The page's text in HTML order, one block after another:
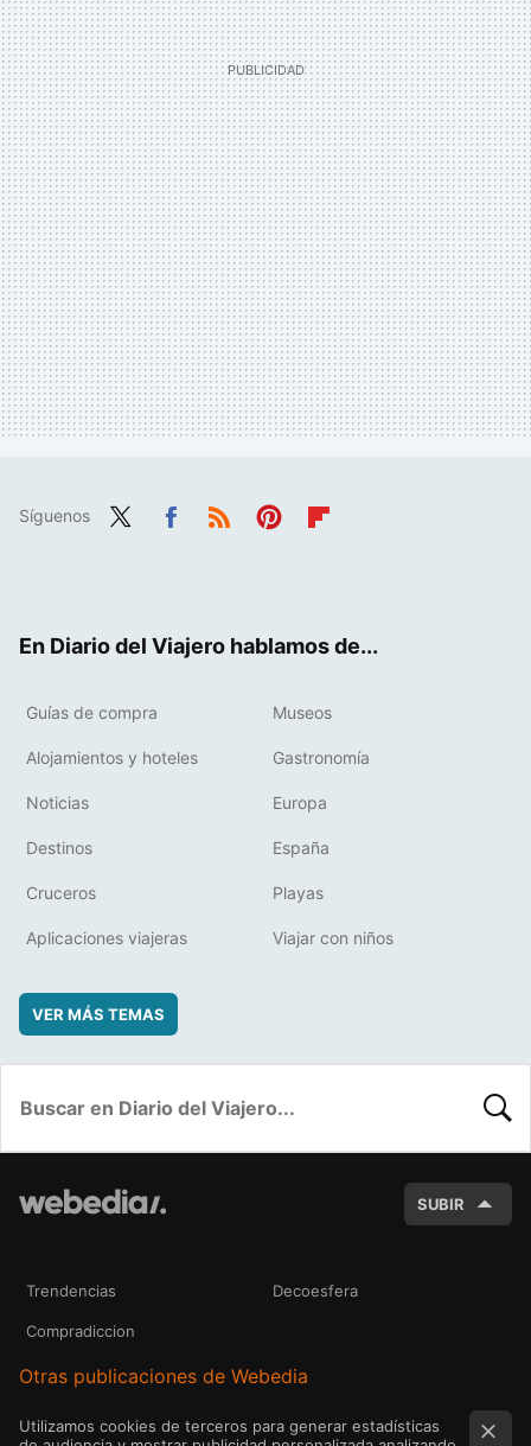
Síguenos
En Diario del Viajero hablamos de...
Guías de compra Museos
Alojamientos y hoteles Gastronomía
Noticias Europa
Destinos España
Cruceros Playas
Aplicaciones viajeras Viajar con niños
VER MÁS TEMAS
SUBIR
Trendencias Decoesfera
Compradiccion
Otras publicaciones de Webedia
Utilizamos cookies de terceros para generar estadísticas